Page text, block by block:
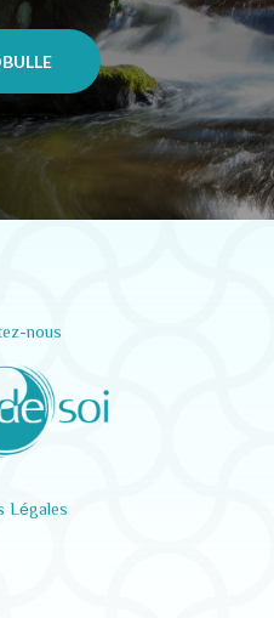
nous
Légales